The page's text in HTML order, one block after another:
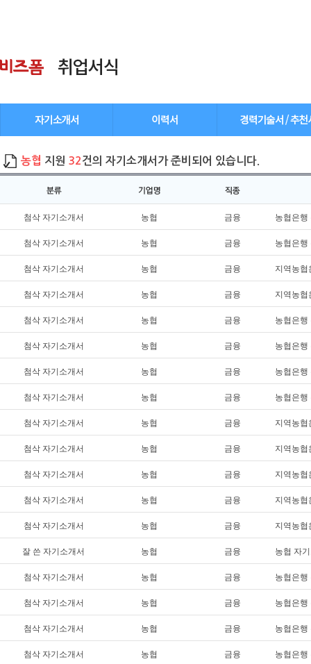
농협 지원 32 건의 자기소개서가 준비되어 있습니다.
첨삭 자기소개서 농협 금융 농협은행
첨삭 자기소개서 농협 금융 농협은행
첨삭 자기소개서 농협 금융 지역농협
첨삭 자기소개서 농협 금융 지역농협
첨삭 자기소개서 농협 금융 농협은행
첨삭 자기소개서 농협 금융 농협은행
첨삭 자기소개서 농협 금융 농협은행
첨삭 자기소개서 농협 금융 농협은행
첨삭 자기소개서 농협 금융 지역농협
첨삭 자기소개서 농협 금융 지역농협
첨삭 자기소개서 농협 금융 지역농협
첨삭 자기소개서 농협 금융 지역농협
첨삭 자기소개서 농협 금융 지역농협
잘 쓴 자기소개서 농협 금융 농협 자
첨삭 자기소개서 농협 금융 농협은행
첨삭 자기소개서 농협 금융 농협은행
첨삭 자기소개서 농협 금융 농협은행
첨삭 자기소개서 농협 금융 농협은행